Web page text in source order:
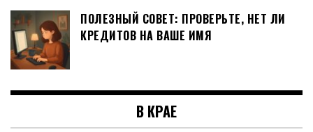
ПОЛЕЗНЫЙ СОВЕТ: ПРОВЕРЬТЕ, НЕТ ЛИ
КРЕДИТОВ НА ВАШЕ ИМЯ
В КРАЕ